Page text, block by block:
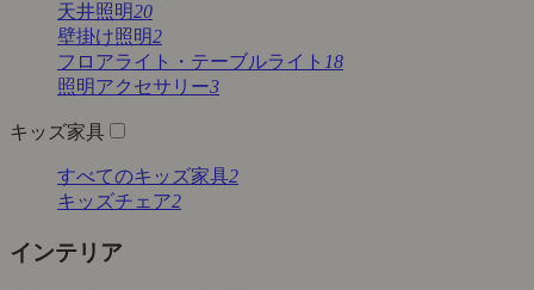
天井照明20
壁掛け照明2
フロアライト・テーブルライト 18
照明アクセサリー3
キッズ家具
すべてのキッズ家具2
キッズチェア2
インテリア